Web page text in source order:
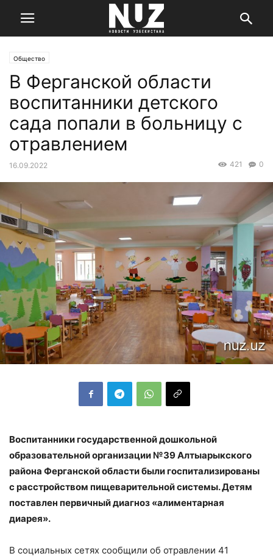
Общество
В Ферганской области
воспитанники детского
сада попали в больницу с
отравлением
16.09.2022 0
421
Воспитанники государственной дошкольной
образовательной организации №39 Алтыарыкского
района Ферганской области были госпитализированы
с расстройством пищеварительной системы. Детям
поставлен первичный диагноз «алиментарная
диарея».
В социальных сетях сообщили об отравлении 41